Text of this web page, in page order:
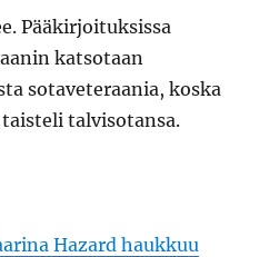
Pääkirjoituksissa
katsotaan
sotaveteraania, koska
talvisotansa.
Hazard haukkuu